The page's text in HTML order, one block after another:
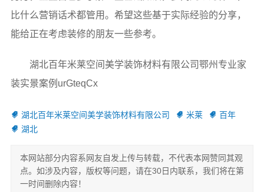
比什么营销话术都管用。希望这些基于实际经验的分享，
能给正在考虑装修的朋友一些参考。
湖北百年米莱空间美学装饰材料有限公司鄂州专业家
装实景案例urGteqCx
湖北百年米莱空间美学装饰材料有限公司 米莱
百年
湖北
本网站部分内容系网友自发上传与转载，不代表本网赞同其观
点。如涉及内容，版权等问题，请在30日内联系，我们将在第
一时间删除内容！